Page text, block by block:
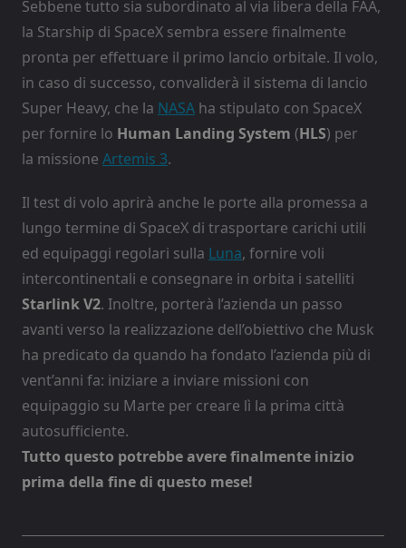
Sebbene tutto sia subordinato al via libera della FAA,
la Starship di SpaceX sembra essere finalmente
pronta per effettuare il primo lancio orbitale. Il volo,
in caso di successo, convaliderà il sistema di lancio
Super Heavy, che la NASA ha stipulato con SpaceX
per fornire lo Human Landing System (HLS) per
la missione Artemis 3.
Il test di volo aprirà anche le porte alla promessa a
lungo termine di SpaceX di trasportare carichi utili
ed equipaggi regolari sulla Luna, fornire voli
intercontinentali e consegnare in orbita i satelliti
Starlink V2. Inoltre, porterà l’azienda un passo
avanti verso la realizzazione dell’obiettivo che Musk
ha predicato da quando ha fondato l’azienda più di
vent’anni fa: iniziare a inviare missioni con
equipaggio su Marte per creare lì la prima città
autosufficiente.
Tutto questo potrebbe avere finalmente inizio
prima della fine di questo mese!